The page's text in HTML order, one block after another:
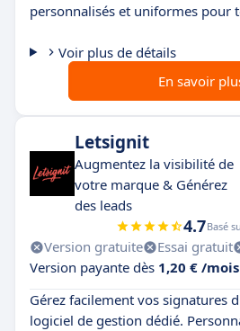
personnalisés et uniformes pour
Voir plus de détails
En savoir
Letsignit
Augmentez la visibilité de
votre marque & Générez
des leads
4.7Basé
Version gratuite Essai gratuit
Version payante dès 1,20 € /mois
Gérez facilement vos signatures
logiciel de gestion dédié.